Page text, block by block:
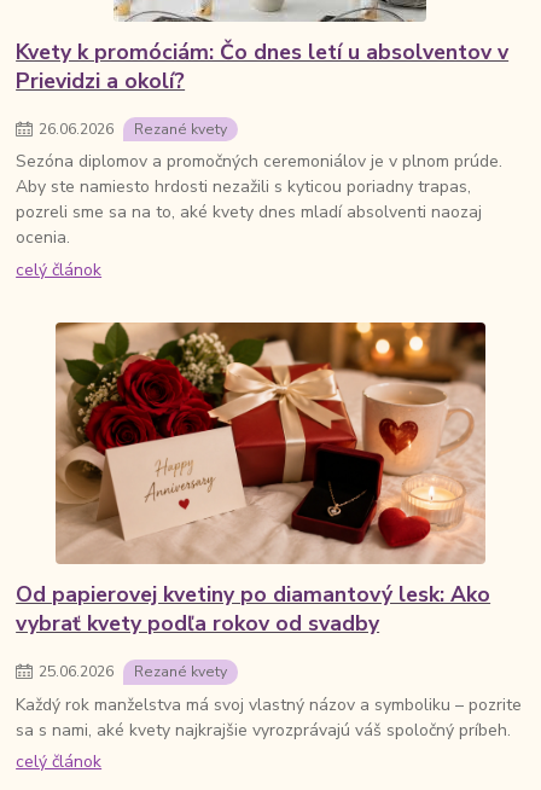
Kvety k promóciám: Čo dnes letí u absolventov v
Prievidzi a okolí?
26.06.2026 Rezané kvety
Sezóna diplomov a promočných ceremoniálov je v plnom prúde.
Aby ste namiesto hrdosti nezažili s kyticou poriadny trapas,
pozreli sme sa na to, aké kvety dnes mladí absolventi naozaj
ocenia.
celý článok
Od papierovej kvetiny po diamantový lesk: Ako
vybrať kvety podľa rokov od svadby
25.06.2026 Rezané kvety
Každý rok manželstva má svoj vlastný názov a symboliku – pozrite
sa s nami, aké kvety najkrajšie vyrozprávajú váš spoločný príbeh.
celý článok